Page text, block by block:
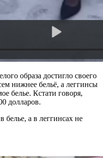
образа достигло своего
нижнее бельё, а леггинсы
белье. Кстати говоря,
долларов.
белье, а в леггинсах не